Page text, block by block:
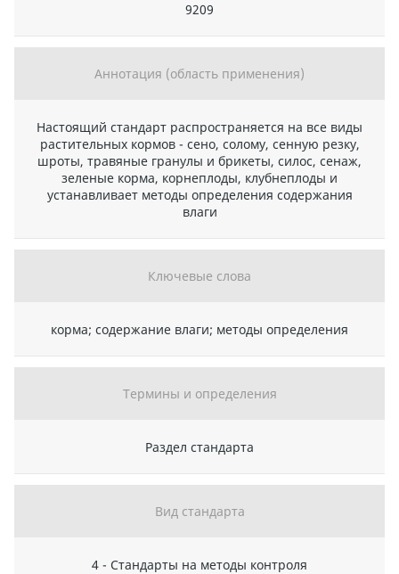
9209
Аннотация (область применения)
Настоящий стандарт распространяется на все виды
растительных кормов - сено, солому, сенную резку,
шроты, травяные гранулы и брикеты, силос, сенаж,
зеленые корма, корнеплоды, клубнеплоды и
устанавливает методы определения содержания
влаги
Ключевые слова
корма; содержание влаги; методы определения
Термины и определения
Раздел стандарта
Вид стандарта
4 - Стандарты на методы контроля